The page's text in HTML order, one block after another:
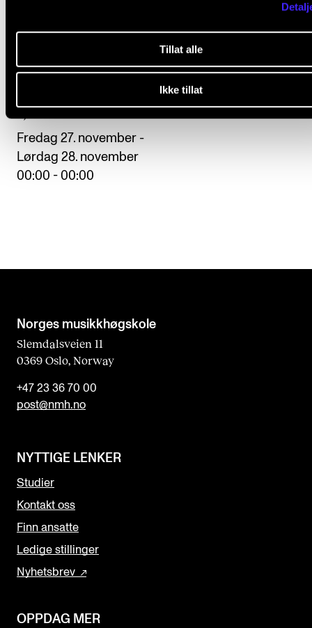
Tillat alle
Ikke tillat
Ljøsblått 2026
Fredag 27. november -
Lørdag 28. november
00:00 - 00:00
Norges musikk­høgskole
Slemdalsveien 11
0369 Oslo, Norway
+47 23 36 70 00
post@nmh.no
NYTTIGE LENKER
Studier
Kontakt oss
Finn ansatte
Ledige stillinger
Nyhetsbrev
OPPDAG MER